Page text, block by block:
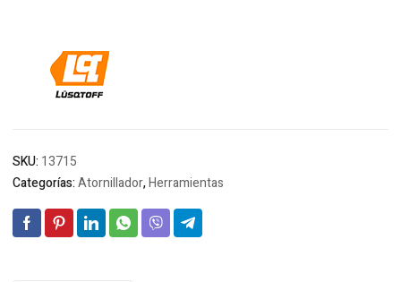
SKU: 13715
Categorías:Atornillador,Herramientas